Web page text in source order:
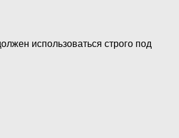
использоваться строго под